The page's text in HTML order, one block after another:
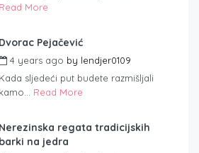
Read More
Dvorac Pejačević
4 years ago by lendjer0109
Kada sljedeći put budete razmišljali
kamo... Read More
Nerezinska regata tradicijskih
barki na jedra